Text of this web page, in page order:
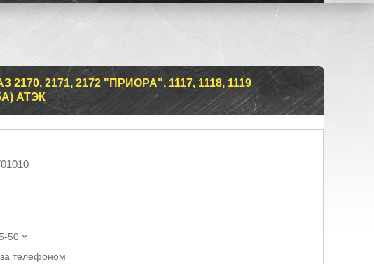
2170, 2171, 2172 "ПРИОРА", 1117, 1118, 1119
АТЭК
50
телефоном